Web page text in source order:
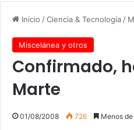
Inicio /Ciencia & Tecnología /
Miscelánea y otros
Confirmado,
Marte
01/08/2008 726 Menos